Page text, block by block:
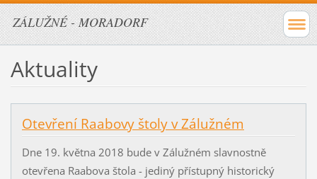
ZÁLUŽNÉ - MORADORF
Aktuality
Otevření Raabovy štoly v Zálužném
Dne 19. května 2018 bude v Zálužném slavnostně
otevřena Raabova štola - jediný přístupný historický